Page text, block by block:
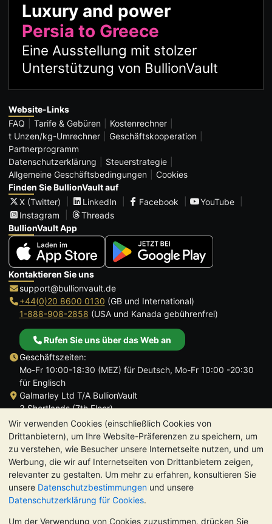
Wir verwenden Cookies (einschließlich Cookies von
Drittanbietern), um Ihre Website-Präferenzen zu speichern, um
zu verstehen, wie Besucher unsere Internetseite nutzen, und um
Werbung, die wir auf Internetseiten von Drittanbietern zeigen,
relevanter zu gestalten. Um mehr zu erfahren, konsultieren Sie
unsere Datenschutzbestimmungen und unsere
Datenschutzerklärung für Cookies.
Um der Verwendung von Cookies zuzustimmen, drücken Sie
Luxury and power
Persia to Greece
Eine Ausstellung mit stolzer
Unterstützung von BullionVault
Website-Links
FAQ
Tarife & Gebüren
Kostenrechner
t Unzen/kg-Umrechner
Geschäftskooperation
Partnerprogramm
Datenschutzerklärung
Steuerstrategie
Allgemeine Geschäftsbedingungen
Cookies
Finden Sie BullionVault auf
X (Twitter)
LinkedIn Facebook
YouTube
Instagram
Threads
BullionVault App
Kontaktieren Sie uns
support@bullionvault.de
+44(0)20 8600 0130 (GB und International)
1-888-908-2858 (USA und Kanada gebührenfrei)
Rufen Sie uns über das Web an
Geschäftszeiten:
Mo-Fr 10:00-18:30 (MEZ) für Deutsch, Mo-Fr 10:00 -20:30
für Englisch
Galmarley Ltd T/A BullionVault
3 Shortlands (7th Floor)
Hammersmith
London
W6 8DA
Großbritannien